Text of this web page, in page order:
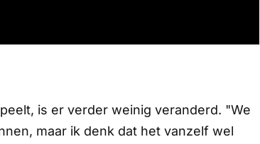
is er verder weinig veranderd. "We
maar ik denk dat het vanzelf wel